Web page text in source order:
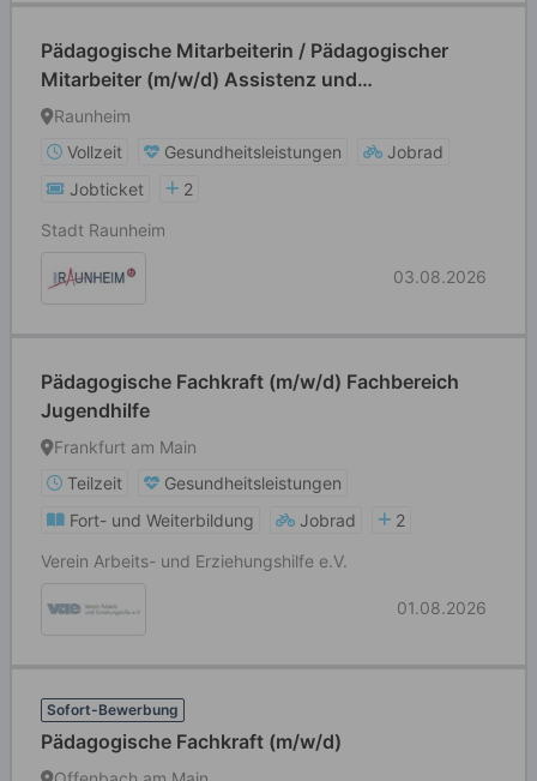
Pädagogische Mitarbeiterin / Pädagogischer
Mitarbeiter (m/w/d) Assistenz und
unterstützende Fachkoordination im Bereich
Bildungsförderung
Raunheim
Vollzeit
Gesundheitsleistungen
Jobrad
Jobticket
2
Stadt Raunheim
03.08.2026
Pädagogische Fachkraft (m/w/d) Fachbereich
Jugendhilfe
Frankfurt am Main
Teilzeit
Gesundheitsleistungen
Fort- und Weiterbildung
Jobrad
2
Verein Arbeits- und Erziehungshilfe e.V.
01.08.2026
Sofort-Bewerbung
Pädagogische Fachkraft (m/w/d)